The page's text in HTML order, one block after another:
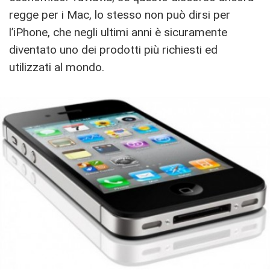
regge per i Mac, lo stesso non può dirsi per
l’iPhone, che negli ultimi anni è sicuramente
diventato uno dei prodotti più richiesti ed
utilizzati al mondo.